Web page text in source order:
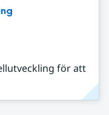
för att